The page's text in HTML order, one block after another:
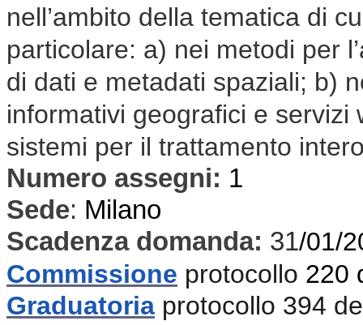
nell’ambito della tematica di
particolare: a) nei metodi per
di dati e metadati spaziali; b)
informativi geografici e
sistemi per il trattamento
Numero assegni: 1
Sede: Milano
Scadenza domanda: 31/01/
Commissione protocollo 220
Graduatoria protocollo 394